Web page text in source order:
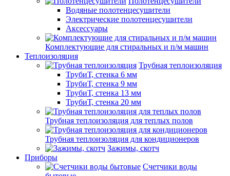
Водяные полотенцесушители
Электрические полотенцесушители
Аксессуары
Комплектующие для стиральных и п/м машин
Теплоизоляция
Трубная теплоизоляция
ТрубиТ, стенка 6 мм
ТрубиТ, стенка 9 мм
ТрубиТ, стенка 13 мм
ТрубиТ, стенка 20 мм
Трубная теплоизоляция для теплых полов
Трубная теплоизоляция для кондиционеров
Зажимы, скотч
Приборы
Счетчики воды